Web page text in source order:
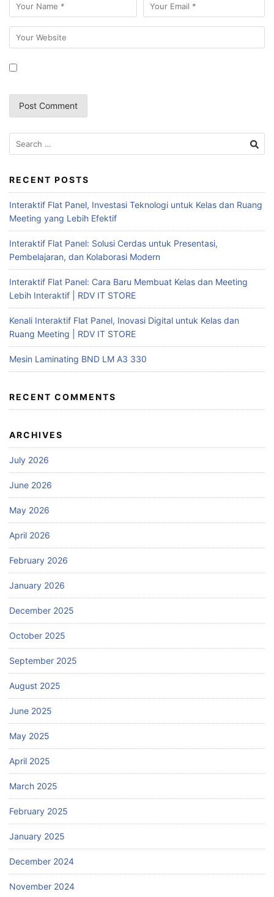
RECENT POSTS
Interaktif Flat Panel, Investasi Teknologi untuk Kelas dan Ruang
Meeting yang Lebih Efektif
Interaktif Flat Panel: Solusi Cerdas untuk Presentasi,
Pembelajaran, dan Kolaborasi Modern
Interaktif Flat Panel: Cara Baru Membuat Kelas dan Meeting
Lebih Interaktif | RDV IT STORE
Kenali Interaktif Flat Panel, Inovasi Digital untuk Kelas dan
Ruang Meeting | RDV IT STORE
Mesin Laminating BND LM A3 330
RECENT COMMENTS
ARCHIVES
July 2026
June 2026
May 2026
April 2026
February 2026
January 2026
December 2025
October 2025
September 2025
August 2025
June 2025
May 2025
April 2025
March 2025
February 2025
January 2025
December 2024
November 2024